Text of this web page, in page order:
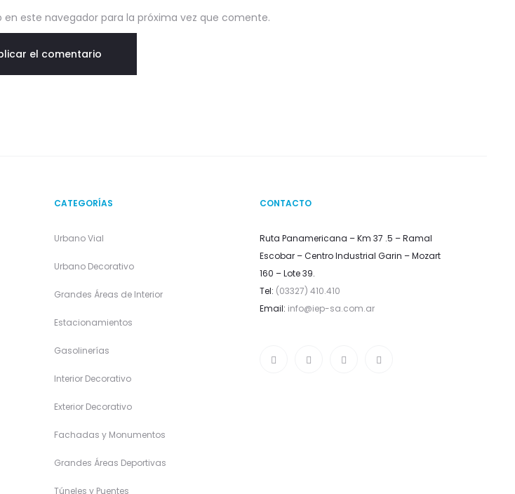
este navegador para la próxima vez que comente.
CATEGORÍAS
Urbano Vial
Urbano Decorativo
Grandes Áreas de Interior
Estacionamientos
Gasolinerías
Interior Decorativo
Exterior Decorativo
Fachadas y Monumentos
Grandes Áreas Deportivas
Túneles y Puentes
CONTACTO
Ruta Panamericana – Km 37 .5 – Ramal
Escobar – Centro Industrial Garin – Mozart
160 – Lote 39.
Tel: (03327) 410.410
Email: info@iep-sa.com.ar